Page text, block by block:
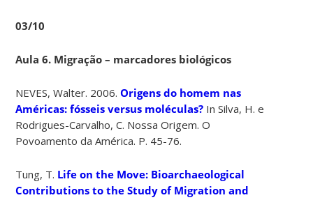
03/10
Aula 6. Migração – marcadores biológicos
NEVES, Walter. 2006.Origens do homem nas
Américas: fósseis versus moléculas? In Silva, H. e
Rodrigues-Carvalho, C. Nossa Origem. O
Povoamento da América. P. 45-76.
Tung, T. Life on the Move: Bioarchaeological
Contributions to the Study of Migration and